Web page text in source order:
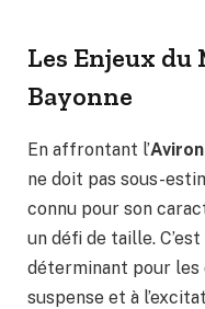
Les Enjeux du
Bayonne
En affrontant l’
ne doit pas sous-
connu pour son
un défi de taille.
déterminant pour les
suspense et à